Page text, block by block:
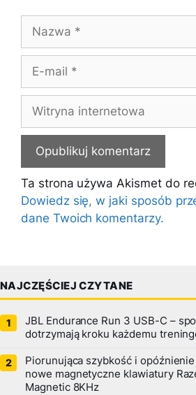
mail
internetowa
Ta strona używa Akismet do
Dowiedz się, w jaki sposób
dane Twoich komentarzy.
NAJCZĘŚCIEJ CZYTANE
JBL Endurance Run 3 USB-C –
dotrzymają kroku każdemu
Piorunująca szybkość i
nowe magnetyczne klawiatury
Magnetic 8KHz